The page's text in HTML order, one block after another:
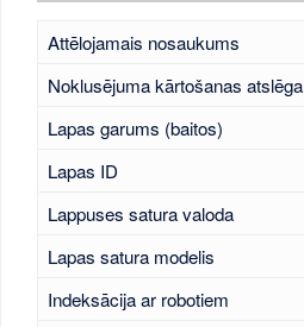
Attēlojamais nosaukums
Noklusējuma kārtošanas atslēga
Lapas garums (baitos)
Lapas ID
Lappuses satura valoda
Lapas satura modelis
Indeksācija ar robotiem